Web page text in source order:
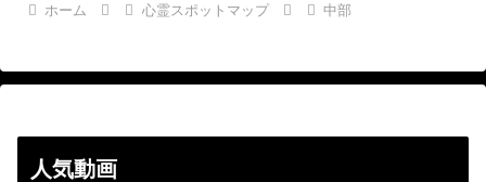
ホーム 心霊スポットマップ 中部
人気動画